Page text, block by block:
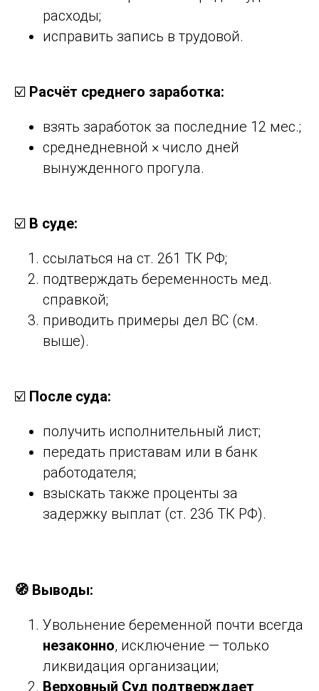
расходы;
исправить запись в трудовой.
☑️ Расчёт среднего заработка:
взять заработок за последние 12 мес.;
среднедневной × число дней
вынужденного прогула.
☑️ В суде:
ссылаться на ст. 261 ТК РФ;
подтверждать беременность мед.
справкой;
приводить примеры дел ВС (см.
выше).
☑️ После суда:
получить исполнительный лист;
передать приставам или в банк
работодателя;
взыскать также проценты за
задержку выплат (ст. 236 ТК РФ).
🧭 Выводы:
Увольнение беременной почти всегда
незаконно, исключение — только
ликвидация организации;
Верховный Суд подтверждает